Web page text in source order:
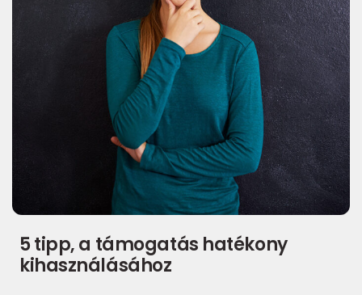
5 tipp, a támogatás hatékony
kihasználásához